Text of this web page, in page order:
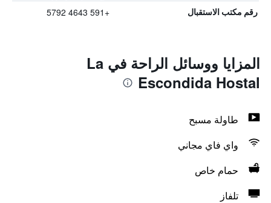
رقم مكتب الاستقبال +591 4643 5792
المزايا ووسائل الراحة في La
Escondida Hostal
طاولة مسبح
واي فاي مجاني
حمام خاص
تلفاز